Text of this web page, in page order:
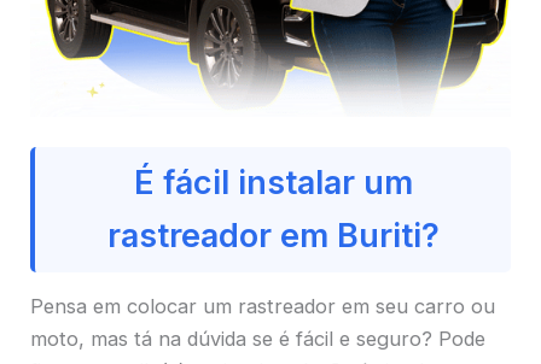
É fácil instalar um
rastreador em Buriti?
Pensa em colocar um rastreador em seu carro ou
moto, mas tá na dúvida se é fácil e seguro? Pode